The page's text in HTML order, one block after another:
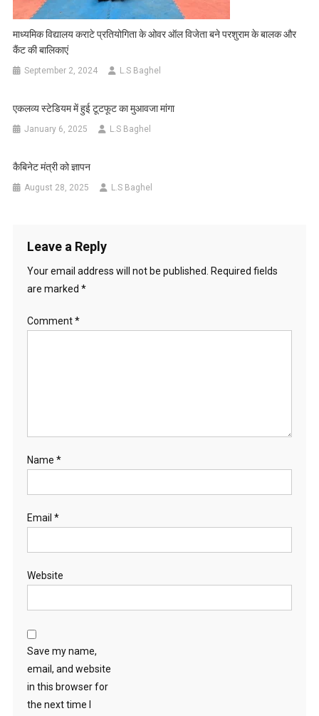
माध्यमिक विद्यालय कराटे प्रतियोगिता के ओवर ऑल विजेता बने परशुराम के बालक और
कैंट की बालिकाएं
September 2, 2024 L.S Baghel
एकलव्य स्टेडियम में हुई टूटफूट का मुआवजा मांगा
January 6, 2025 L.S Baghel
कैबिनेट मंत्री को ज्ञापन
August 28, 2025 L.S Baghel
Leave a Reply
Your email address will not be published.
Required fields
are marked *
Comment*
Name *
Email *
Website
Save my name,
email, and website
in this browser for
the next time I